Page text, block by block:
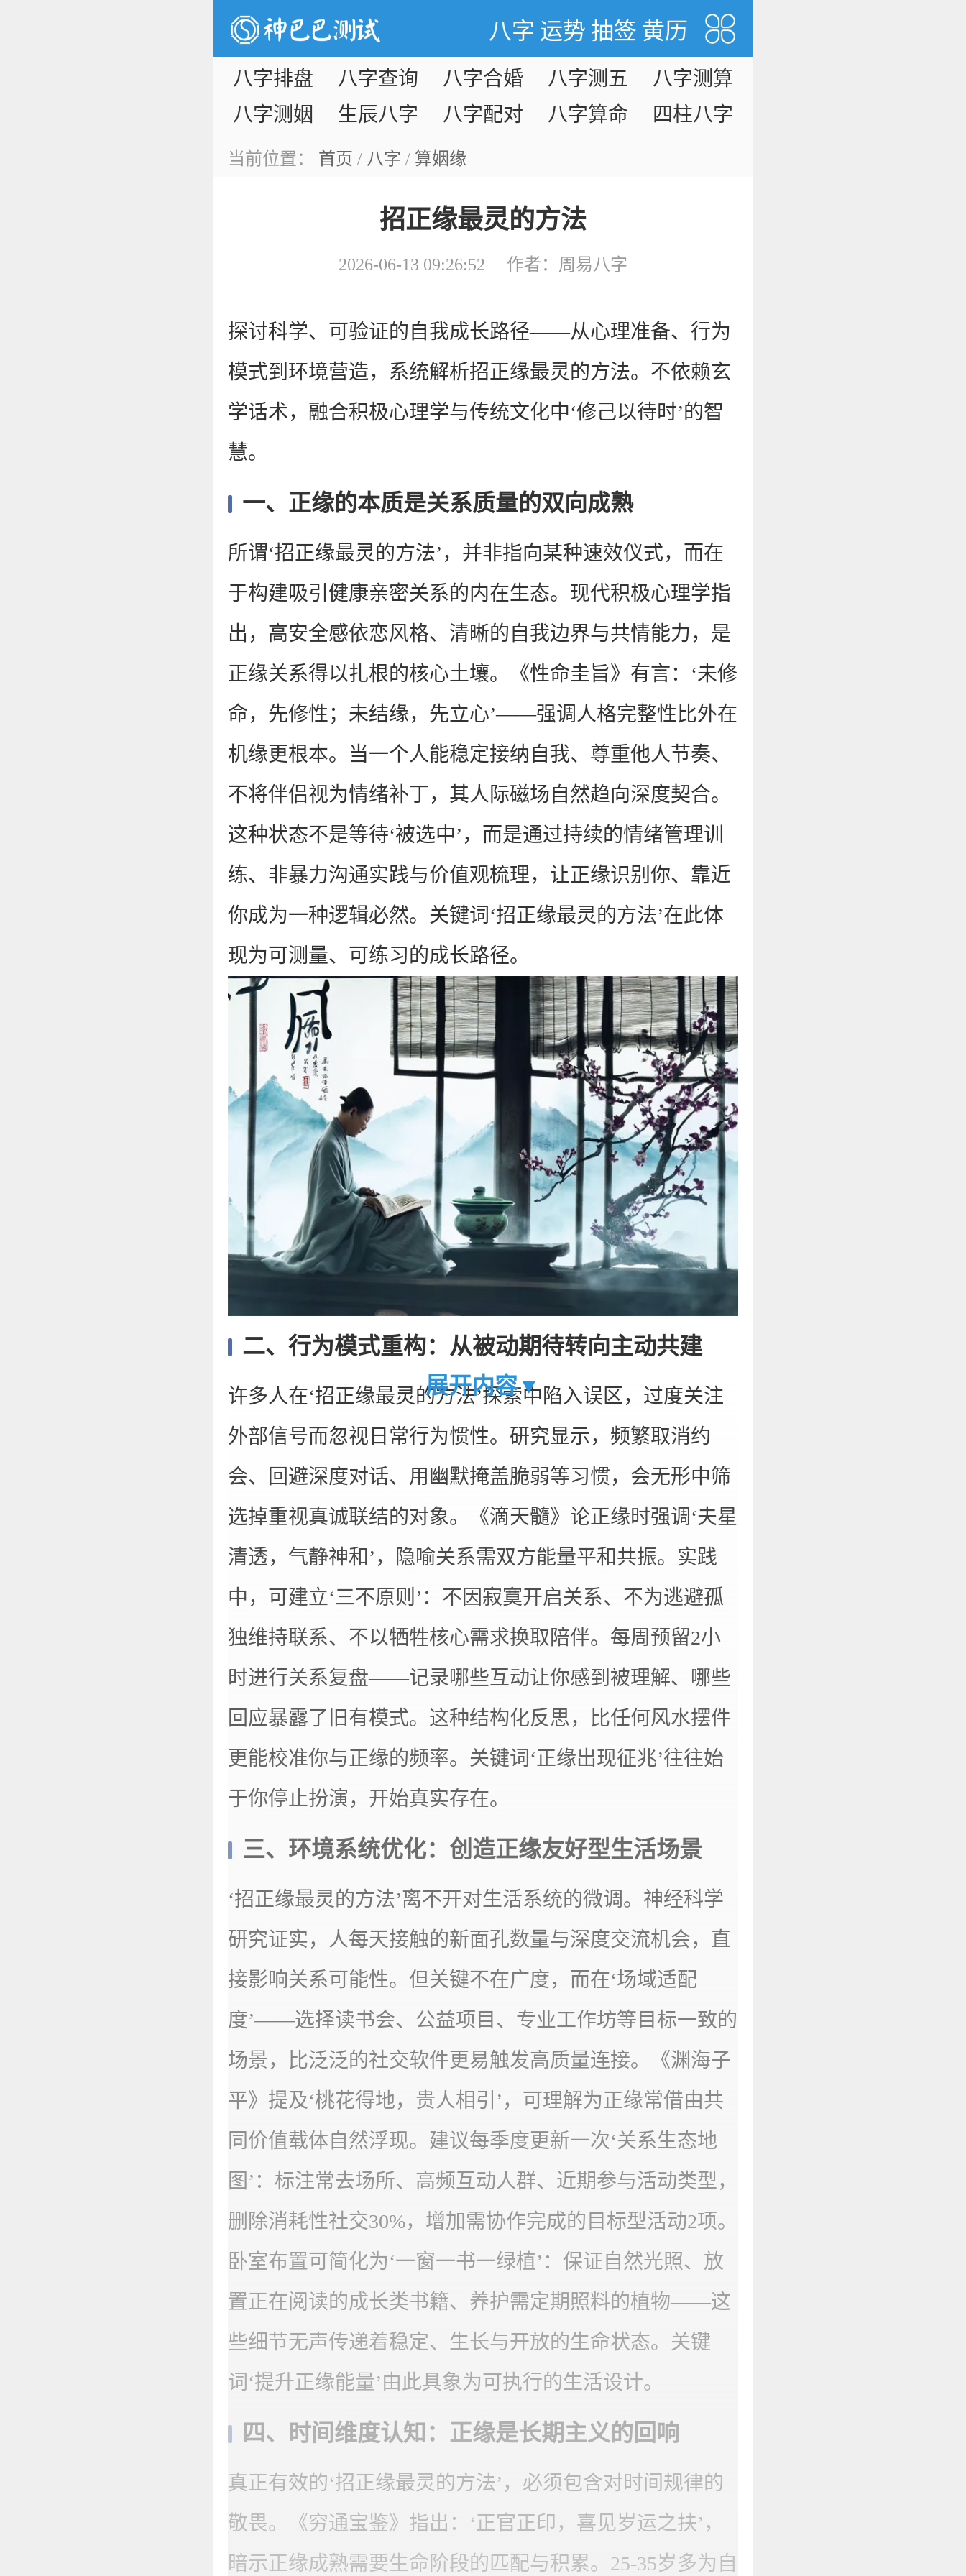
八字 运势 抽签 黄历
八字排盘 八字查询 八字合婚
八字测五
行
八字测算
八字测姻
生辰八字 八字配对 八字算命 四柱八字
当前位置： 首页 / 八字 / 算姻缘
招正缘最灵的方法
2026-06-13 09:26:52 作者： 周易八字
探讨科学、可验证的自我成长路径——从心理准备、行为
模式到环境营造，系统解析招正缘最灵的方法。不依赖玄
学话术，融合积极心理学与传统文化中‘修己以待时’的智
慧。
一、正缘的本质是关系质量的双向成熟
所谓‘招正缘最灵的方法’，并非指向某种速效仪式，而在
于构建吸引健康亲密关系的内在生态。现代积极心理学指
出，高安全感依恋风格、清晰的自我边界与共情能力，是
正缘关系得以扎根的核心土壤。《性命圭旨》有言：‘未修
命，先修性；未结缘，先立心’——强调人格完整性比外在
机缘更根本。当一个人能稳定接纳自我、尊重他人节奏、
不将伴侣视为情绪补丁，其人际磁场自然趋向深度契合。
这种状态不是等待‘被选中’，而是通过持续的情绪管理训
练、非暴力沟通实践与价值观梳理，让正缘识别你、靠近
你成为一种逻辑必然。关键词‘招正缘最灵的方法’在此体
现为可测量、可练习的成长路径。
二、行为模式重构：从被动期待转向主动共建
许多人在‘招正缘最灵的方法’探索中陷入误区，过度关注
外部信号而忽视日常行为惯性。研究显示，频繁取消约
会、回避深度对话、用幽默掩盖脆弱等习惯，会无形中筛
选掉重视真诚联结的对象。《滴天髓》论正缘时强调‘夫星
清透，气静神和’，隐喻关系需双方能量平和共振。实践
中，可建立‘三不原则’：不因寂寞开启关系、不为逃避孤
独维持联系、不以牺牲核心需求换取陪伴。每周预留2小
时进行关系复盘——记录哪些互动让你感到被理解、哪些
回应暴露了旧有模式。这种结构化反思，比任何风水摆件
更能校准你与正缘的频率。关键词‘正缘出现征兆’往往始
于你停止扮演，开始真实存在。
三、环境系统优化：创造正缘友好型生活场景
‘招正缘最灵的方法’离不开对生活系统的微调。神经科学
研究证实，人每天接触的新面孔数量与深度交流机会，直
接影响关系可能性。但关键不在广度，而在‘场域适配
度’——选择读书会、公益项目、专业工作坊等目标一致的
场景，比泛泛的社交软件更易触发高质量连接。《渊海子
平》提及‘桃花得地，贵人相引’，可理解为正缘常借由共
同价值载体自然浮现。建议每季度更新一次‘关系生态地
图’：标注常去场所、高频互动人群、近期参与活动类型，
删除消耗性社交30%，增加需协作完成的目标型活动2项。
卧室布置可简化为‘一窗一书一绿植’：保证自然光照、放
置正在阅读的成长类书籍、养护需定期照料的植物——这
些细节无声传递着稳定、生长与开放的生命状态。关键
词‘提升正缘能量’由此具象为可执行的生活设计。
四、时间维度认知：正缘是长期主义的回响
真正有效的‘招正缘最灵的方法’，必须包含对时间规律的
敬畏。《穷通宝鉴》指出：‘正官正印，喜见岁运之扶’，
暗示正缘成熟需要生命阶段的匹配与积累。25-35岁多为自
展开内容▼